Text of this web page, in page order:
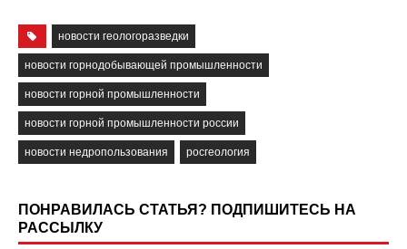
новости геологоразведки
новости горнодобывающей промышленности
новости горной промышленности
новости горной промышленности россии
новости недропользования росгеология
ПОНРАВИЛАСЬ СТАТЬЯ? ПОДПИШИТЕСЬ НА
РАССЫЛКУ